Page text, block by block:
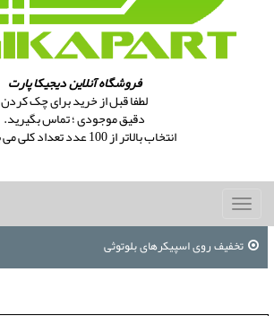
فروشگاه آنلاین دیجیکا پارت
لطفا قبل از خرید برای چک کردن
دقیق موجودی ؛ تماس بگیرید.
انتخاب بالاتر از 100 عدد تعداد کلی می باشد.
Toggle
navigation
تخفیف روی اسپیکرهای بلوتوثی